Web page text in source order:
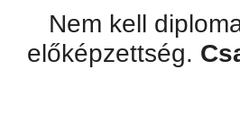
Nem kell
előképzettség.